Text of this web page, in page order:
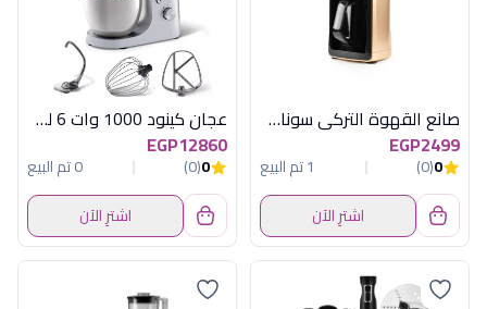
صانع القهوة التركي سوناي -موود -535 وات ,4 اكواب , روز جولد , MAR-420
EGP2499
0
(0)
1 تم البيع
اشترِ الآن
عجان كينود 1000 وات 6 لتر سيلفر+ملحقات
EGP12860
0
(0)
0 تم البيع
اشترِ الآن